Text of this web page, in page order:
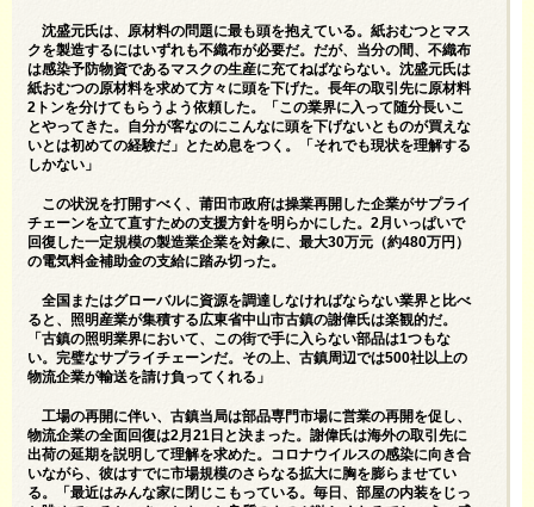
沈盛元氏は、原材料の問題に最も頭を抱えている。紙おむつとマス
クを製造するにはいずれも不織布が必要だ。だが、当分の間、不織布
は感染予防物資であるマスクの生産に充てねばならない。沈盛元氏は
紙おむつの原材料を求めて方々に頭を下げた。長年の取引先に原材料
2トンを分けてもらうよう依頼した。「この業界に入って随分長いこ
とやってきた。自分が客なのにこんなに頭を下げないとものが買えな
いとは初めての経験だ」とため息をつく。「それでも現状を理解する
しかない」
この状況を打開すべく、莆田市政府は操業再開した企業がサプライ
チェーンを立て直すための支援方針を明らかにした。2月いっぱいで
回復した一定規模の製造業企業を対象に、最大30万元（約480万円）
の電気料金補助金の支給に踏み切った。
全国またはグローバルに資源を調達しなければならない業界と比べ
ると、照明産業が集積する広東省中山市古鎮の謝偉氏は楽観的だ。
「古鎮の照明業界において、この街で手に入らない部品は1つもな
い。完璧なサプライチェーンだ。その上、古鎮周辺では500社以上の
物流企業が輸送を請け負ってくれる」
工場の再開に伴い、古鎮当局は部品専門市場に営業の再開を促し、
物流企業の全面回復は2月21日と決まった。謝偉氏は海外の取引先に
出荷の延期を説明して理解を求めた。コロナウイルスの感染に向き合
いながら、彼はすでに市場規模のさらなる拡大に胸を膨らませてい
る。「最近はみんな家に閉じこもっている。毎日、部屋の内装をじっ